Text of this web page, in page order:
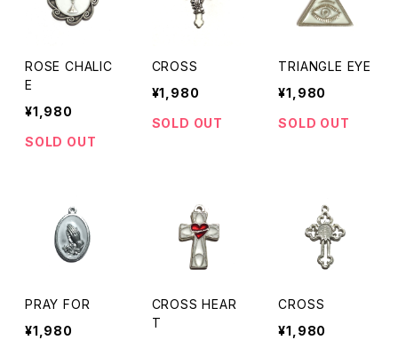
ROSE CHALIC
E
¥1,980
SOLD OUT
CROSS
¥1,980
SOLD OUT
TRIANGLE EYE
¥1,980
SOLD OUT
PRAY FOR
¥1,980
CROSS HEAR
T
CROSS
¥1,980